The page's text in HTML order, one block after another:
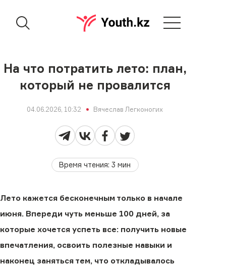
На что потратить лето: план,
который не провалится
04.06.2026, 10:32 Вячеслав Легконогих
Время чтения:3 мин
Лето кажется бесконечным только в начале
июня. Впереди чуть меньше 100 дней, за
которые хочется успеть все: получить новые
впечатления, освоить полезные навыки и
наконец заняться тем, что откладывалось